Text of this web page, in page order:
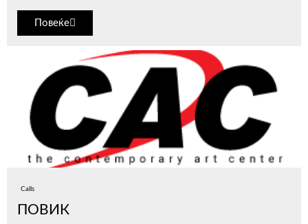
Повеќе
Calls
ПОВИК